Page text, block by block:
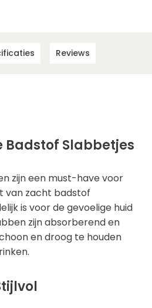
Reviews
Slabbetjes
zijn een must-have voor
van zacht badstof
is voor de gevoelige huid
zijn absorberend en
en droog te houden